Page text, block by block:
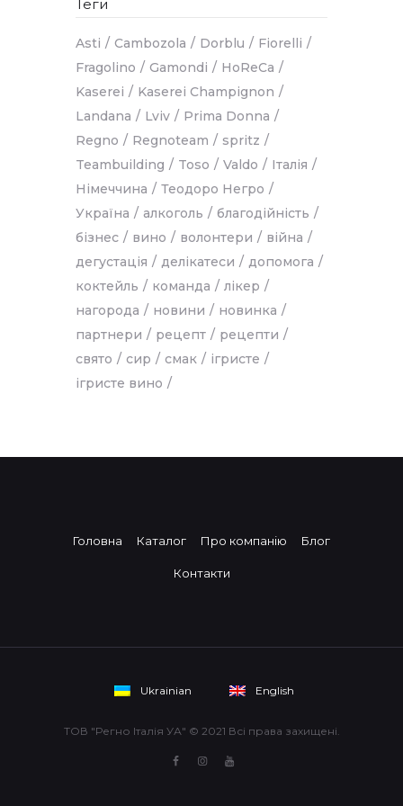
Теги
Asti Cambozola Dorblu
Fiorelli
Fragolino
Gamondi
HoReCa
Kaserei
Kaserei Champignon
Landana
Lviv
Prima Donna
Regno
Regnoteam
spritz
Teambuilding
Toso Valdo
Італія
Німеччина
Теодоро Негро
Україна
алкоголь
благодійність
бізнес
вино волонтери
війна
дегустація
делікатеси
допомога
коктейль
команда
лікер
нагорода
новини
новинка
партнери
рецепт
рецепти
свято
сир смак
ігристе
ігристе вино
Головна Каталог Про компанію Блог
Контакти
Ukrainian English
ТОВ "Регно Італія УА" © 2021 Всі права захищені.